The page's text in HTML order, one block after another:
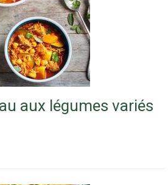
aux légumes variés